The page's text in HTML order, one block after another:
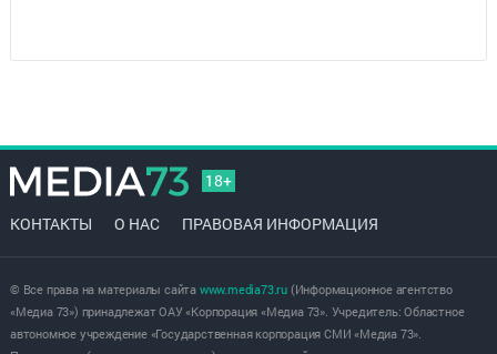
18+
КОНТАКТЫ О НАС ПРАВОВАЯ ИНФОРМАЦИЯ
© Все права на материалы сайта www.media73.ru(Информационное агентство
«Медиа 73») принадлежат ОАУ «Корпорация «Медиа 73». Учредитель: Областное
автономное учреждение «Государственная корпорация СМИ «Медиа 73».